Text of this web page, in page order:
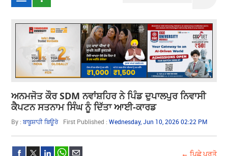
ਅਨਮਜੋਤ ਕੌਰ SDM ਨਵਾਂਸ਼ਹਿਰ ਨੇ ਪਿੰਡ ਦੁਪਾਲਪੁਰ ਨਿਵਾਸੀ
ਕੈਪਟਨ ਸਤਨਾਮ ਸਿੰਘ ਨੂੰ ਦਿੱਤਾ ਆਈ-ਕਾਰਡ
By :ਬਾਬੂਸ਼ਾਹੀ ਬਿਊਰੋ First Published :Wednesday, Jun 10, 2026 02:22 PM
← ਪਿਛੇ ਪਰਤੋ